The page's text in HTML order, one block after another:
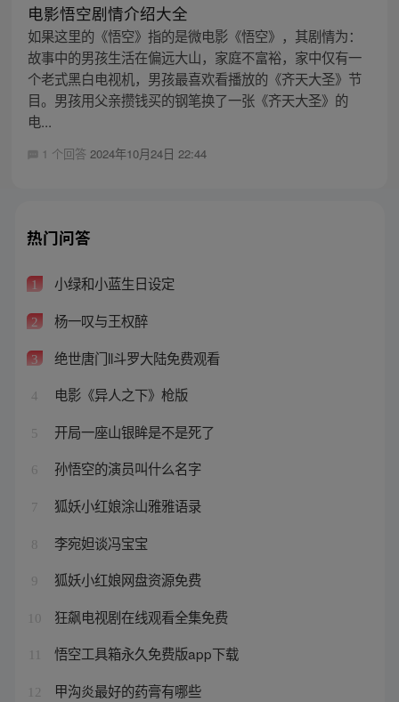
电影悟空剧情介绍大全
如果这里的《悟空》指的是微电影《悟空》，其剧情为：
故事中的男孩生活在偏远大山，家庭不富裕，家中仅有一
个老式黑白电视机，男孩最喜欢看播放的《齐天大圣》节
目。男孩用父亲攒钱买的钢笔换了一张《齐天大圣》的
电...
1 个回答 2024年10月24日 22:44
热门问答
1 小绿和小蓝生日设定
2 杨一叹与王权醉
3 绝世唐门ll斗罗大陆免费观看
4 电影《异人之下》枪版
5 开局一座山银眸是不是死了
6 孙悟空的演员叫什么名字
7 狐妖小红娘涂山雅雅语录
8 李宛妲谈冯宝宝
9 狐妖小红娘网盘资源免费
10 狂飙电视剧在线观看全集免费
悟空工具箱永久免费版app下载
12 甲沟炎最好的药膏有哪些